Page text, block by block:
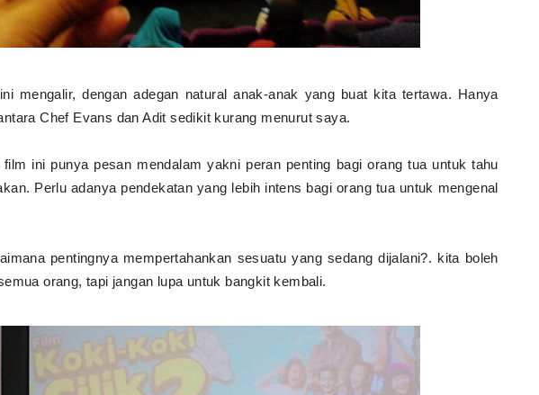
mengalir, dengan adegan natural anak-anak yang buat kita tertawa. Hanya
Chef Evans dan Adit sedikit kurang menurut saya.
ini punya pesan mendalam yakni peran penting bagi orang tua untuk tahu
Perlu adanya pendekatan yang lebih intens bagi orang tua untuk mengenal
pentingnya mempertahankan sesuatu yang sedang dijalani?. kita boleh
orang, tapi jangan lupa untuk bangkit kembali.